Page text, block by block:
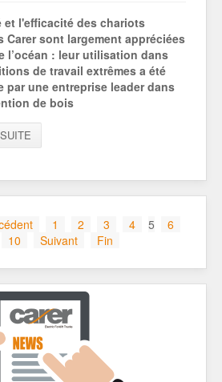
et l'efficacité des chariots
Carer sont largement appréciées
l’océan : leur utilisation dans
de travail extrêmes a été
par une entreprise leader dans
de bois
1 2 3 4 5
6
10 Suivant Fin